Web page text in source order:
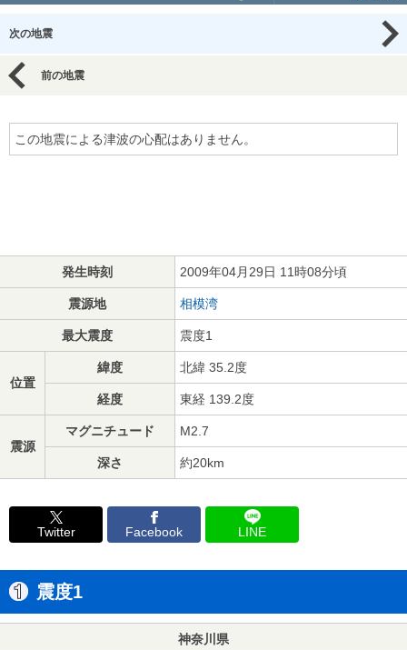
次の地震
前の地震
この地震による津波の心配はありません。
発生時刻 2009年04月29日 11時08分頃
震源地 相模湾
最大震度 震度1
位置
緯度 北緯 35.2度
経度 東経 139.2度
震源
マグニチュード M2.7
深さ 約20km
Twitter Facebook LINE
震度1
神奈川県